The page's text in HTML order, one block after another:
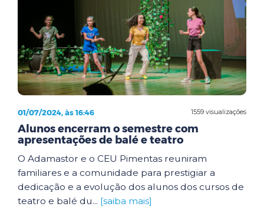
1559 visualizações
01/07/2024, às 16:46
Alunos encerram o semestre com
apresentações de balé e teatro
O Adamastor e o CEU Pimentas reuniram
familiares e a comunidade para prestigiar a
dedicação e a evolução dos alunos dos cursos de
teatro e balé du... [saiba mais]